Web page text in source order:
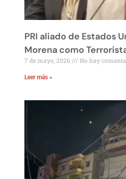
PRI aliado de Estados
Morena como
7 de mayo, 2026 No hay
Leer más »